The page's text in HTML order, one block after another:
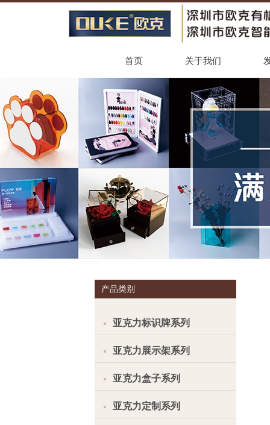
首页 关于我们
产品类别
亚克力标识牌系列
亚克力展示架系列
亚克力盒子系列
亚克力定制系列